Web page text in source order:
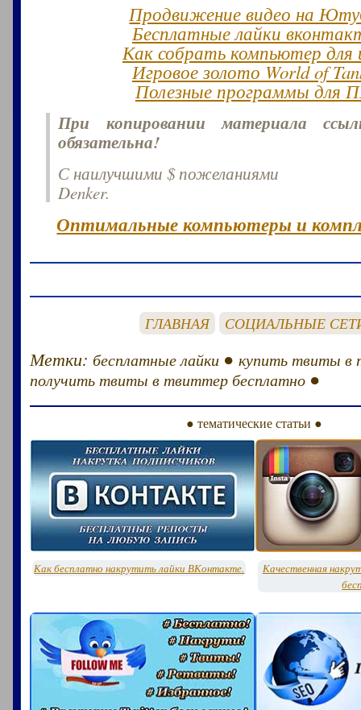
Продвижение видео на
Бесплатные лайки
Как собрать компьютер для
Игровое золото World of
Полезные программы для
При копировании материала
обязательна!
С наилучшими $ пожеланиями
Denker.
Оптимальные компьютеры и
ГЛАВНАЯ СОЦИАЛЬНЫЕ
Метки:бесплатные лайки ●купить твиты в
получить твиты в твиттер бесплатно ●
● тематические статьи ●
Как бесплатно накрутить лайки ВКонтакте.
Качественная